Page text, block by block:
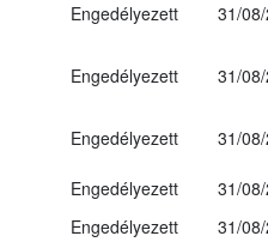
Engedélyezett
31/
Engedélyezett 31/
Engedélyezett
31/
Engedélyezett
31/
Engedélyezett
31/